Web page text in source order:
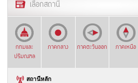
เลือกสถานี
กทมและ
ปริมณฑล
ภาคกลาง ภาคตะวันออก ภาคเหนือ
สถานีหลัก